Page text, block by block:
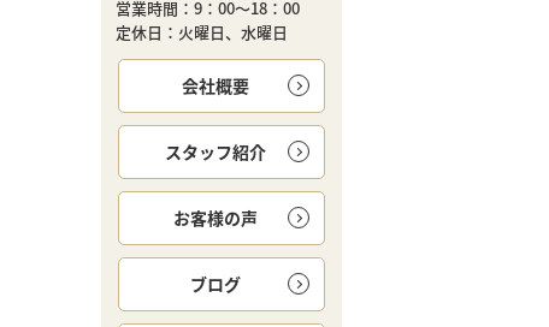
営業時間：9：00～18：00
定休日：火曜日、水曜日
会社概要
スタッフ紹介
お客様の声
ブログ